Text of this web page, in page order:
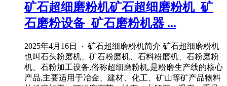
矿石超细磨粉机矿石超细磨粉机_矿
石磨粉设备_矿石磨粉机器 ...
2025年4月16日 · 矿石超细磨粉机简介 矿石超细磨粉机
也叫石头粉磨机、矿石粉磨机、石料粉磨机、石粉磨粉
机、石粉加工设备,俗称超细磨粉机,是粉磨生产线的核心
产品,主要适用于冶金、建材、化工、矿山等矿产品物料